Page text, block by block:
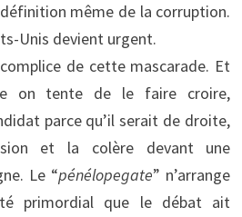
même de la corruption.
Unis devient urgent.
de cette mascarade. Et
on tente de le faire croire,
parce qu’il serait de droite,
et la colère devant une
Le “pénélopegate” n’arrange
primordial que le débat ait